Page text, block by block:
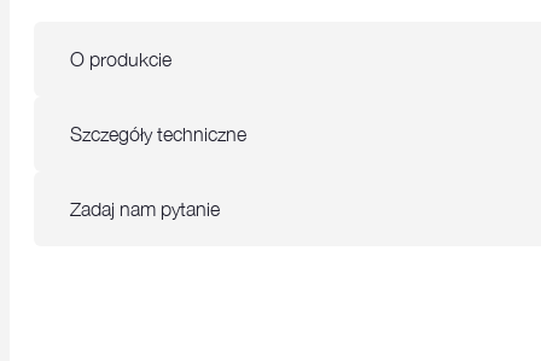
O produkcie
Szczegóły techniczne
Zadaj nam pytanie